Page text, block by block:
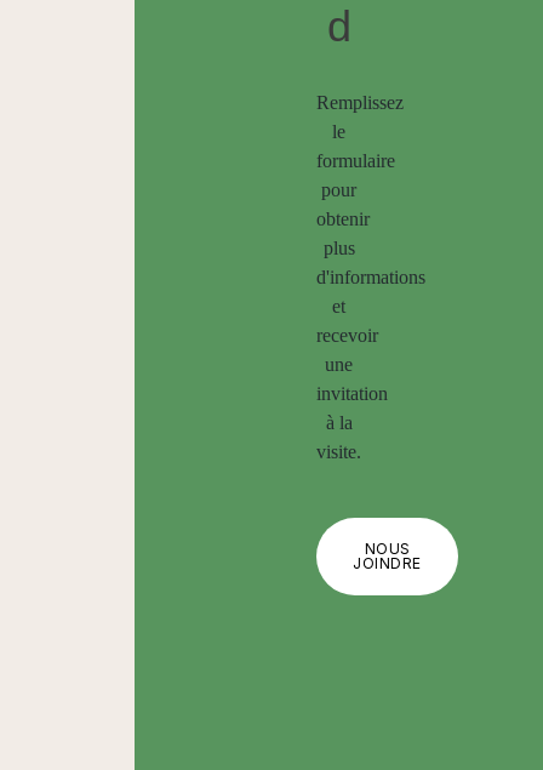
d
Remplissez
le
formulaire
pour
obtenir
plus
d'informations
et
recevoir
une
invitation
à la
visite.
NOUS
JOINDRE